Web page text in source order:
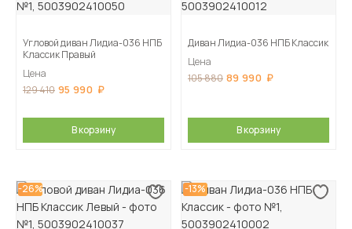
Угловой диван Лидиа-036 НПБ
Классик Правый
Цена
129 410 95 990
В корзину
Диван Лидиа-036 НПБ Классик
Цена
105 880 89 990
В корзину
-26% -13%